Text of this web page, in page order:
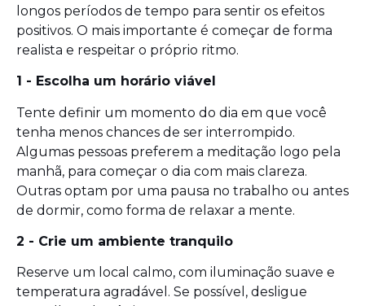
longos períodos de tempo para sentir os efeitos
positivos. O mais importante é começar de forma
realista e respeitar o próprio ritmo.
1 - Escolha um horário viável
Tente definir um momento do dia em que você
tenha menos chances de ser interrompido.
Algumas pessoas preferem a meditação logo pela
manhã, para começar o dia com mais clareza.
Outras optam por uma pausa no trabalho ou antes
de dormir, como forma de relaxar a mente.
2 - Crie um ambiente tranquilo
Reserve um local calmo, com iluminação suave e
temperatura agradável. Se possível, desligue